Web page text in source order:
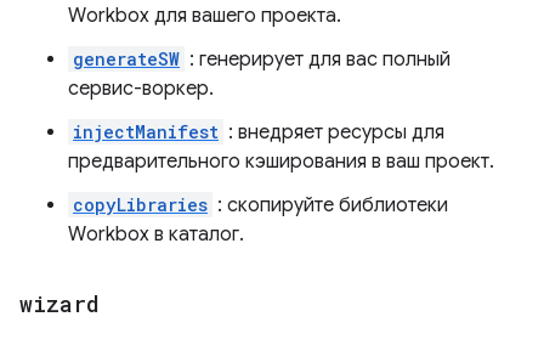
Workbox для вашего проекта.
generateSW : генерирует для вас полный
сервис-воркер.
injectManifest : внедряет ресурсы для
предварительного кэширования в ваш проект.
copyLibraries : скопируйте библиотеки
Workbox в каталог.
wizard